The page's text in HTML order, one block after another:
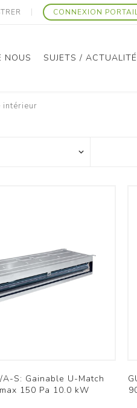
CONNEXION
NOUS SUJETS / ACTUALITÉ
intérieur
A-S: Gainable U-Match
150 Pa 10.0 kW